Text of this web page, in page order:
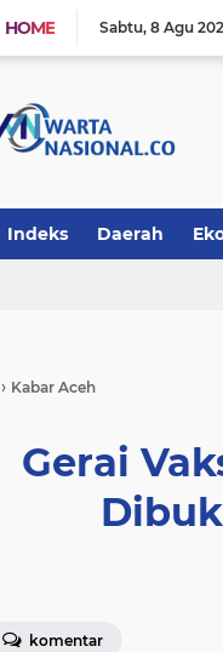
HOME Sabtu 8 Agu
Indeks Daerah
› Kabar Aceh
Gerai
komentar